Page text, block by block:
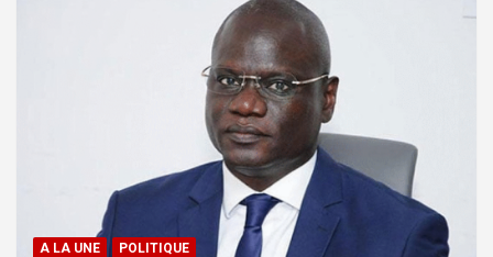
A LA UNE POLITIQUE